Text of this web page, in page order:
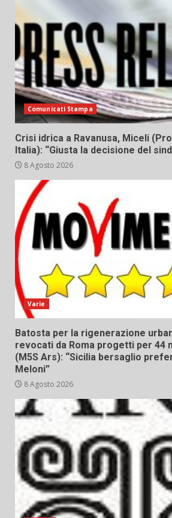
Comunicati Stampa
Crisi idrica a Ravanusa, Miceli
Italia): “Giusta la decisione del
8 Agosto 2026
Varie
Batosta per la rigenerazione
revocati da Roma progetti per 44
(M5S Ars): “Sicilia bersaglio
Meloni”
8 Agosto 2026